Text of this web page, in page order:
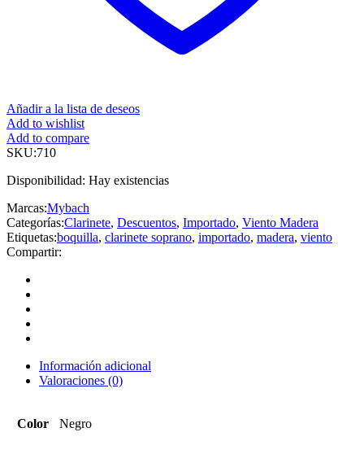
Añadir a la lista de deseos
Add to wishlist
Add to compare
SKU:710
Disponibilidad: Hay existencias
Marcas:Mybach
Categorías:Clarinete, Descuentos, Importado, Viento Madera
Etiquetas:boquilla, clarinete soprano, importado, madera, viento
Compartir:
Información adicional
Valoraciones (0)
Color Negro